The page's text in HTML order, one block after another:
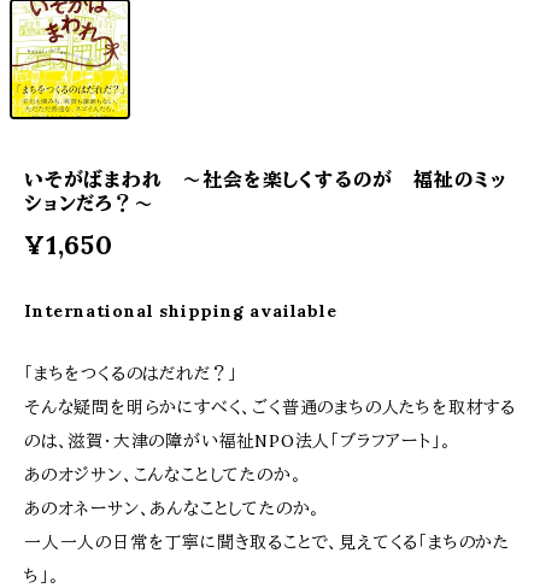
いそがばまわれ ～社会を楽しくするのが 福祉のミッ
ションだろ？～
¥1,650
International shipping available
「まちをつくるのはだれだ？」
そんな疑問を明らかにすべく、ごく普通のまちの人たちを取材する
のは、滋賀・大津の障がい福祉NPO法人「ブラフアート」。
あのオジサン、こんなことしてたのか。
あのオネーサン、あんなことしてたのか。
一人一人の日常を丁寧に聞き取ることで、見えてくる「まちのかた
ち」。